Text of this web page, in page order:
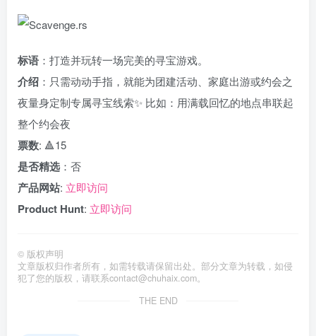
标语 ：打造并玩转一场完美的寻宝游戏。
介绍 ：只需动动手指，就能为团建活动、家庭出游或约会之
夜量身定制专属寻宝线索✨ 比如：用满载回忆的地点串联起
整个约会夜
票数: 🔺15
是否精选 ：否
产品网站: 立即访问
Product Hunt: 立即访问
© 版权声明
文章版权归作者所有，如需转载请保留出处。部分文章为转载，如侵
犯了您的版权，请联系contact@chuhaix.com。
THE END